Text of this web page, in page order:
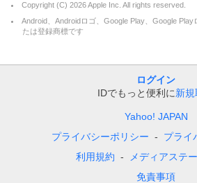
Copyright (C) 2026Apple Inc. All rights reserved.
Android、Androidロゴ、Google Play、Google Play
たは登録商標です
ログイン
IDでもっと便利に新
Yahoo! JAPAN
プライバシーポリシー
プライ
利用規約
メディアステ
免責事項